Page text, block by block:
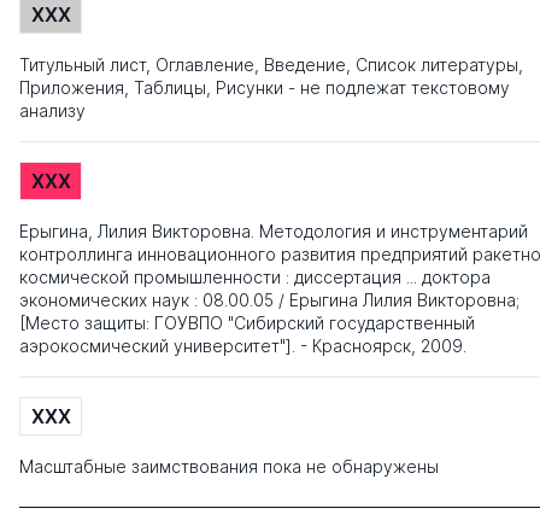
XXX
Титульный лист, Оглавление, Введение, Список литературы,
Приложения, Таблицы, Рисунки - не подлежат текстовому
анализу
XXX
Ерыгина, Лилия Викторовна. Методология и инструментарий
контроллинга инновационного развития предприятий
космической промышленности : диссертация ... доктора
экономических наук : 08.00.05 / Ерыгина Лилия Викторовна;
[Место защиты: ГОУВПО "Сибирский государственный
аэрокосмический университет"]. - Красноярск, 2009.
XXX
Масштабные заимствования пока не обнаружены